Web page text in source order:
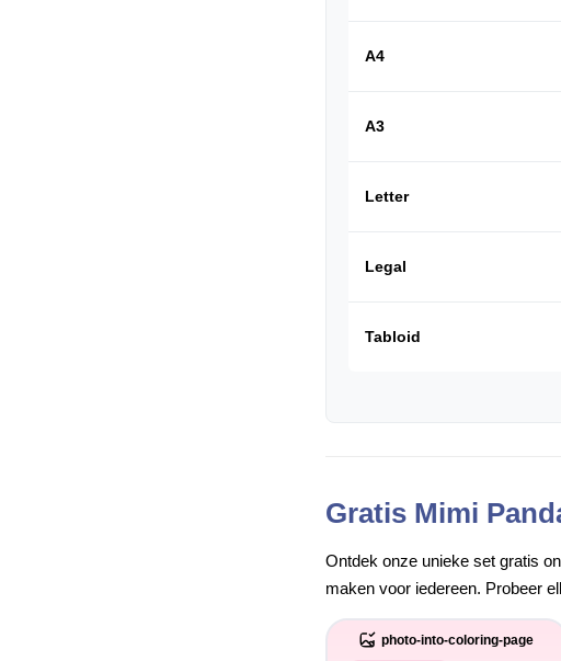
A4
A3
Letter
Legal
Tabloid
Gratis Mimi
Ontdek onze unieke set gratis
maken voor iedereen. Probeer
photo-into-coloring-page